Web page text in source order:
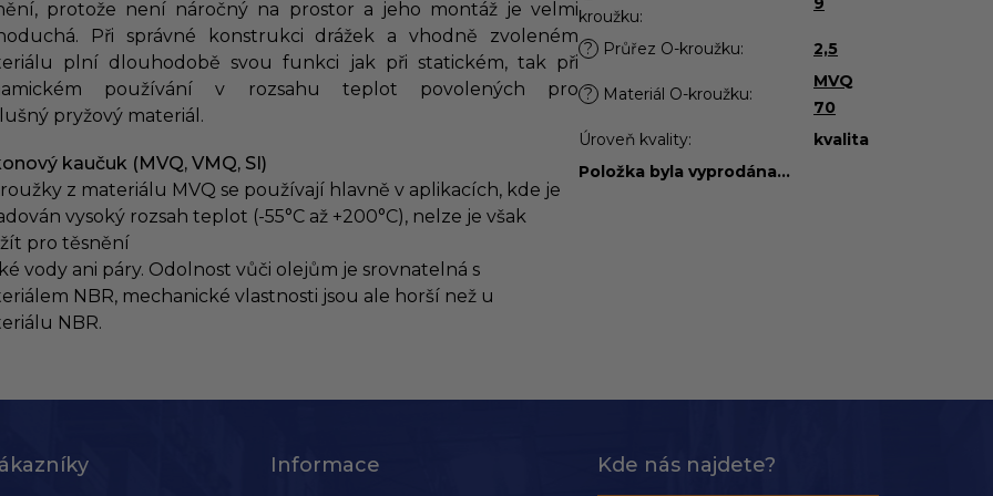
protože není náročný na prostor a jeho montáž je velmi
Při správné konstrukci drážek a vhodně zvoleném
plní dlouhodobě svou funkci jak při statickém, tak při
používání v rozsahu teplot povolených pro
pryžový materiál.
kaučuk (MVQ, VMQ, SI)
z materiálu MVQ se používají hlavně v aplikacích, kde je
vysoký rozsah teplot (-55°C až +200°C), nelze je však
pro těsnění
vody ani páry. Odolnost vůči olejům je srovnatelná s
NBR, mechanické vlastnosti jsou ale horší než u
NBR.
kroužku:
? Průřez O-kroužku: 2,5
? Materiál O-kroužku:
MVQ
70
Úroveň kvality:
kvalita
Položka byla vyprodána…
Informace Kde nás najdete?